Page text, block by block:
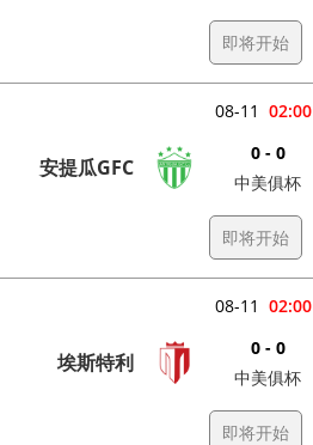
即将开始
02:00
08-11
安提瓜GFC
0 - 0
中美俱杯
即将开始
02:00
08-11
埃斯特利
0 - 0
中美俱杯
即将开始